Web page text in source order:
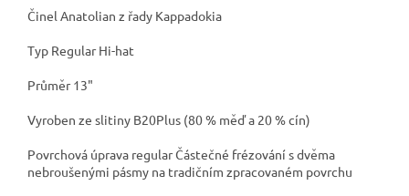
Činel Anatolian z řady Kappadokia
Typ Regular Hi-hat
Průměr 13"
Vyroben ze slitiny B20Plus (80 % měď a 20 % cín)
Povrchová úprava regular Částečné frézování s dvěma
nebroušenými pásmy na tradičním zpracovaném povrchu